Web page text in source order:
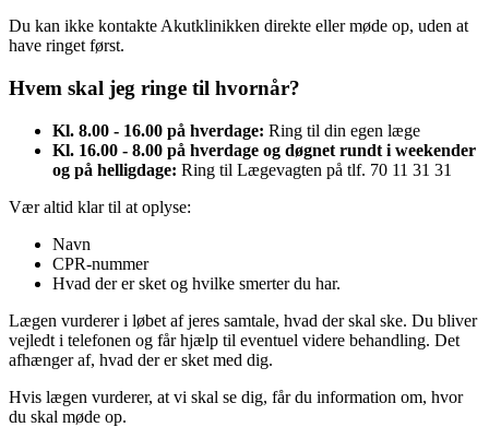
Du kan ikke kontakte Akutklinikken direkte eller møde op, uden at
have ringet først.
Hvem skal jeg ringe til hvornår?
Kl. 8.00 - 16.00 på hverdage: Ring til din egen læge
Kl. 16.00 - 8.00 på hverdage og døgnet rundt i weekender
og på helligdage: Ring til Lægevagten på tlf. 70 11 31 31
Vær altid klar til at oplyse:
Navn
CPR-nummer
Hvad der er sket og hvilke smerter du har.
Lægen vurderer i løbet af jeres samtale, hvad der skal ske. Du bliver
vejledt i telefonen og får hjælp til eventuel videre behandling. Det
afhænger af, hvad der er sket med dig.
Hvis lægen vurderer, at vi skal se dig, får du information om, hvor
du skal møde op.